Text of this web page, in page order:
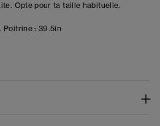
Opte pour ta taille habituelle.
Poitrine : 39.5in